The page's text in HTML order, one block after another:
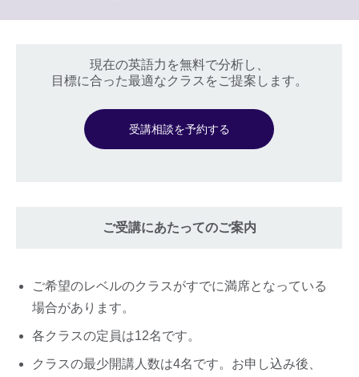
information
available.
現在の英語力を無料で分析し、
目標に合った最適なクラスをご提案します。
受講相談を予約する
ご受講にあたってのご案内
ご希望のレベルのクラスがすでに満席となっている
場合があります。
各クラスの定員は12名です。
クラスの最少開講人数は4名です。お申し込み後、